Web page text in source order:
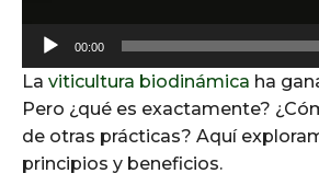
u
d
i
o
P
00:00
La viticultura biodinámica ha
Pero ¿qué es exactamente?
de otras prácticas? Aquí
principios y beneficios.